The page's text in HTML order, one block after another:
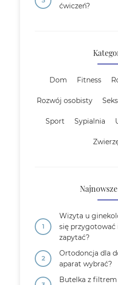
ćwiczeń?
Dom Fitness
Rozwój osobisty
Sport Sypialnia
Wizyta u
się przygotować
zapytać?
Ortodoncja dla
aparat wybrać?
Butelka z filtrem